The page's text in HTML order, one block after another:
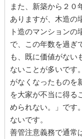
また、新築から２０
ありますが、木造の
ト造のマンション
で、この年数を過ぎ
も、既に価値がない
ないことが多いです
がなくなったものを
を大家が不当に得る
められない。」です
ないです。
善管注意義務で通常